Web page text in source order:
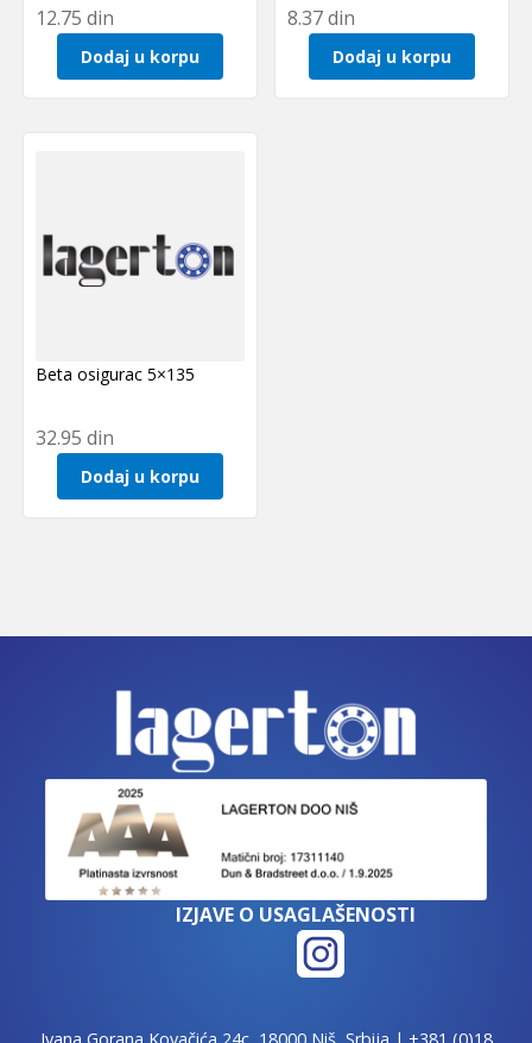
12.75 din
Dodaj u korpu
8.37din
Dodaj u korpu
Beta osigurac 5×135
32.95 din
Dodaj u korpu
IZJAVE O USAGLAŠENOSTI